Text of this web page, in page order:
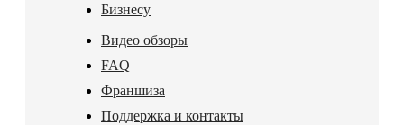
Бизнесу
Видео обзоры
FAQ
Франшиза
Поддержка и контакты